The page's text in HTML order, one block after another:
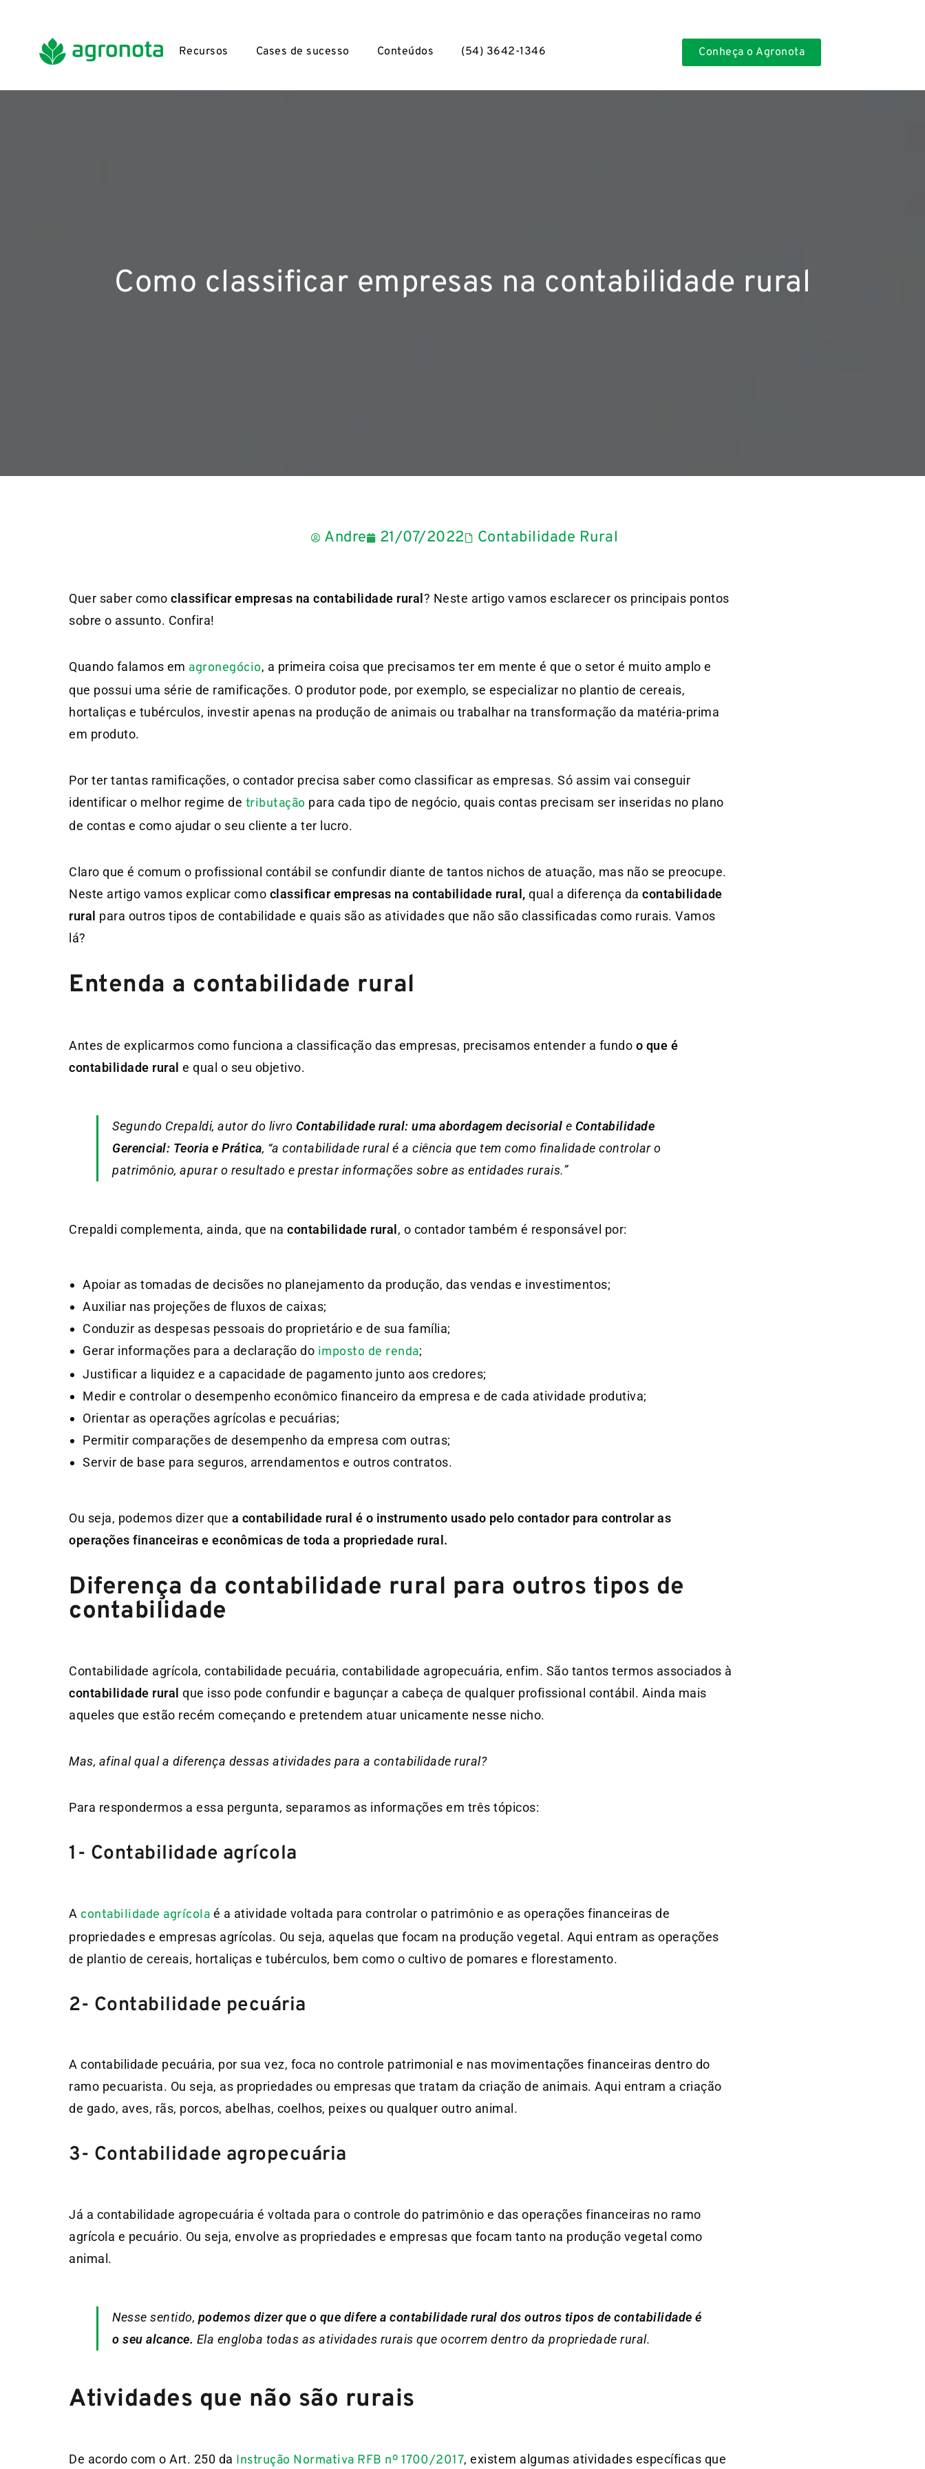
Recursos Cases de sucesso Conteúdos (54) 3642-1346 Conheça o Agronota
Como classificar empresas na contabilidade rural
Andre 21/07/2022 Contabilidade Rural
Quer saber como classificar empresas na contabilidade rural ? Neste artigo vamos esclarecer os principais pontos
sobre o assunto. Confira!
Quando falamos em agronegócio, a primeira coisa que precisamos ter em mente é que o setor é muito amplo e
que possui uma série de ramificações. O produtor pode, por exemplo, se especializar no plantio de cereais,
hortaliças e tubérculos, investir apenas na produção de animais ou trabalhar na transformação da matéria-prima
em produto.
Por ter tantas ramificações, o contador precisa saber como classificar as empresas. Só assim vai conseguir
identificar o melhor regime de tributação para cada tipo de negócio, quais contas precisam ser inseridas no plano
de contas e como ajudar o seu cliente a ter lucro.
Claro que é comum o profissional contábil se confundir diante de tantos nichos de atuação, mas não se preocupe.
Neste artigo vamos explicar como classificar empresas na contabilidade rural, qual a diferença da contabilidade
rural para outros tipos de contabilidade e quais são as atividades que não são classificadas como rurais. Vamos
lá?
Entenda a contabilidade rural
Antes de explicarmos como funciona a classificação das empresas, precisamos entender a fundo o que é
contabilidade rural e qual o seu objetivo.
Segundo Crepaldi, autor do livro Contabilidade rural: uma abordagem decisorial e Contabilidade
Gerencial: Teoria e Prática, “a contabilidade rural é a ciência que tem como finalidade controlar o
patrimônio, apurar o resultado e prestar informações sobre as entidades rurais.”
Crepaldi complementa, ainda, que na contabilidade rural, o contador também é responsável por:
Apoiar as tomadas de decisões no planejamento da produção, das vendas e investimentos;
Auxiliar nas projeções de fluxos de caixas;
Conduzir as despesas pessoais do proprietário e de sua família;
Gerar informações para a declaração do imposto de renda;
Justificar a liquidez e a capacidade de pagamento junto aos credores;
Medir e controlar o desempenho econômico financeiro da empresa e de cada atividade produtiva;
Orientar as operações agrícolas e pecuárias;
Permitir comparações de desempenho da empresa com outras;
Servir de base para seguros, arrendamentos e outros contratos.
Ou seja, podemos dizer que a contabilidade rural é o instrumento usado pelo contador para controlar as
operações financeiras e econômicas de toda a propriedade rural.
Diferença da contabilidade rural para outros tipos de
contabilidade
Contabilidade agrícola, contabilidade pecuária, contabilidade agropecuária, enfim. São tantos termos associados à
contabilidade rural que isso pode confundir e bagunçar a cabeça de qualquer profissional contábil. Ainda mais
aqueles que estão recém começando e pretendem atuar unicamente nesse nicho.
Mas, afinal qual a diferença dessas atividades para a contabilidade rural?
Para respondermos a essa pergunta, separamos as informações em três tópicos:
1- Contabilidade agrícola
A contabilidade agrícola é a atividade voltada para controlar o patrimônio e as operações financeiras de
propriedades e empresas agrícolas. Ou seja, aquelas que focam na produção vegetal. Aqui entram as operações
de plantio de cereais, hortaliças e tubérculos, bem como o cultivo de pomares e florestamento.
2- Contabilidade pecuária
A contabilidade pecuária, por sua vez, foca no controle patrimonial e nas movimentações financeiras dentro do
ramo pecuarista. Ou seja, as propriedades ou empresas que tratam da criação de animais. Aqui entram a criação
de gado, aves, rãs, porcos, abelhas, coelhos, peixes ou qualquer outro animal.
3- Contabilidade agropecuária
Já a contabilidade agropecuária é voltada para o controle do patrimônio e das operações financeiras no ramo
agrícola e pecuário. Ou seja, envolve as propriedades e empresas que focam tanto na produção vegetal como
animal.
Nesse sentido, podemos dizer que o que difere a contabilidade rural dos outros tipos de contabilidade é
o seu alcance. Ela engloba todas as atividades rurais que ocorrem dentro da propriedade rural.
Atividades que não são rurais
De acordo com o Art. 250 da Instrução Normativa RFB nº 1700/2017, existem algumas atividades específicas que